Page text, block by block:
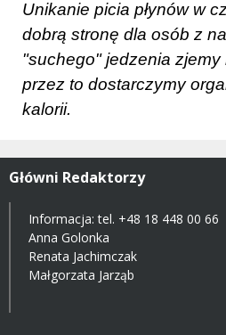
Unikanie picia płynów w
dobrą stronę dla osób z
"suchego" jedzenia zjemy
przez to dostarczymy
kalorii.
Główni Redaktorzy
Informacja: tel. +48 18 448 00 66
Anna Golonka
Renata Jachimczak
Małgorzata Jarząb